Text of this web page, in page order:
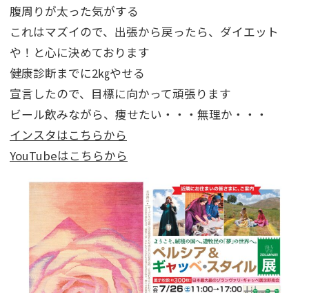
腹周りが太った気がする
これはマズイので、出張から戻ったら、ダイエット
や！と心に決めております
健康診断までに2㎏やせる
宣言したので、目標に向かって頑張ります
ビール飲みながら、痩せたい・・・無理か・・・
インスタはこちらから
YouTubeはこちらから